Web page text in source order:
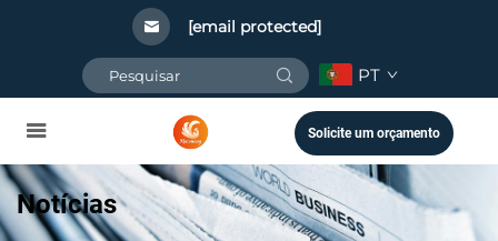
[email protected]
PT
Solicite um orçamento
Notícias